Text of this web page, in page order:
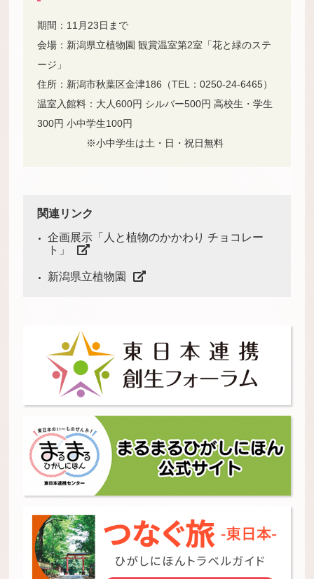
期間：11月23日まで
会場：新潟県立植物園 観賞温室第2室「花と緑のステ
ージ」
住所：新潟市秋葉区金津186（TEL：0250-24-6465）
温室入館料：大人600円 シルバー500円 高校生・学生
300円 小中学生100円
※小中学生は土・日・祝日無料
関連リンク
企画展示「人と植物のかかわり チョコレー
ト」
新潟県立植物園